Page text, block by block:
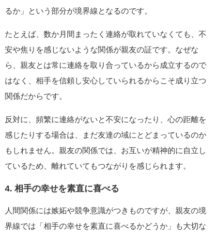
るか」という部分が境界線となるのです。
たとえば、数か月間まったく連絡が取れていなくても、不
安や焦りを感じないような関係が親友の証です。なぜな
ら、親友とは常に連絡を取り合っているから成立するので
はなく、相手を信頼し安心していられるからこそ成り立つ
関係だからです。
反対に、頻繁に連絡がないと不安になったり、心の距離を
感じたりする場合は、まだ友達の域にとどまっているのか
もしれません。親友の関係では、お互いが精神的に自立し
ているため、離れていてもつながりを感じられます。
4. 相手の幸せを素直に喜べる
人間関係には嫉妬や競争意識がつきものですが、親友の境
界線では「相手の幸せを素直に喜べるかどうか」も大切な